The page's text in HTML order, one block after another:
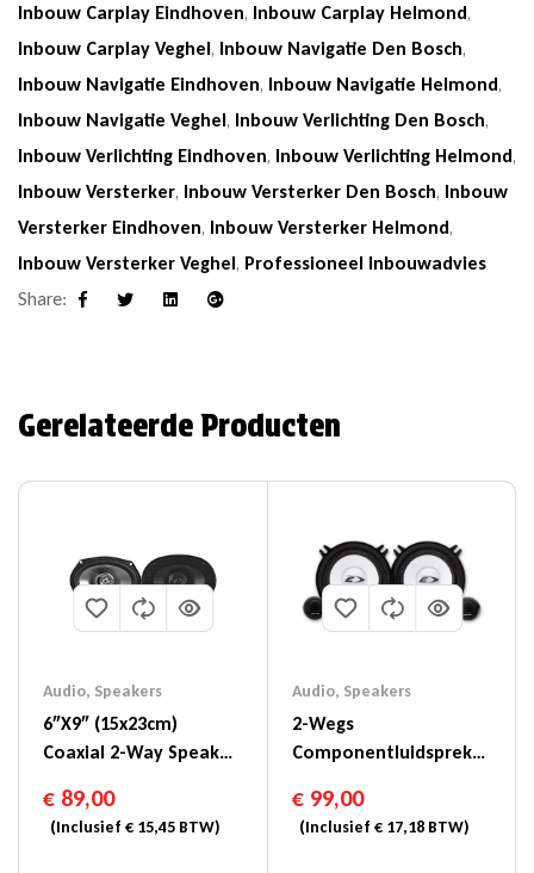
Inbouw Carplay Eindhoven, Inbouw Carplay Helmond,
Inbouw Carplay Veghel, Inbouw Navigatie Den Bosch,
Inbouw Navigatie Eindhoven, Inbouw Navigatie Helmond,
Inbouw Navigatie Veghel, Inbouw Verlichting Den Bosch,
Inbouw Verlichting Eindhoven, Inbouw Verlichting Helmond,
Inbouw Versterker, Inbouw Versterker Den Bosch, Inbouw
Versterker Eindhoven, Inbouw Versterker Helmond,
Inbouw Versterker Veghel, Professioneel Inbouwadvies
Share:
Gerelateerde Producten
Audio, Speakers
6″x9″ (15x23cm)
Coaxial 2-Way Speaker
€ 89,00
(Inclusief € 15,45 BTW)
Audio, Speakers
2-Wegs
Componentluidspreker
SXE-1350S
€99,00
(Inclusief €17,18BTW)